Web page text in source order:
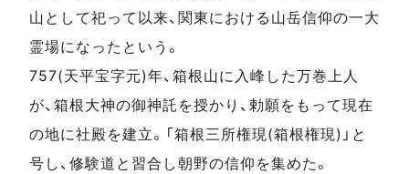
山として祀って以来、関東における山岳信仰の一大
霊場になったという。
757(天平宝字元)年、箱根山に入峰した万巻上人
が、箱根大神の御神託を授かり、勅願をもって現在
の地に社殿を建立。「箱根三所権現(箱根権現)」と
号し、修験道と習合し朝野の信仰を集めた。